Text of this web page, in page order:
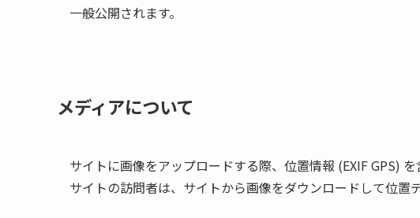
一般公開されます。
メディアについて
サイトに画像をアップロードする際、位置情報 (EXIF GPS)
サイトの訪問者は、サイトから画像をダウンロードして位置